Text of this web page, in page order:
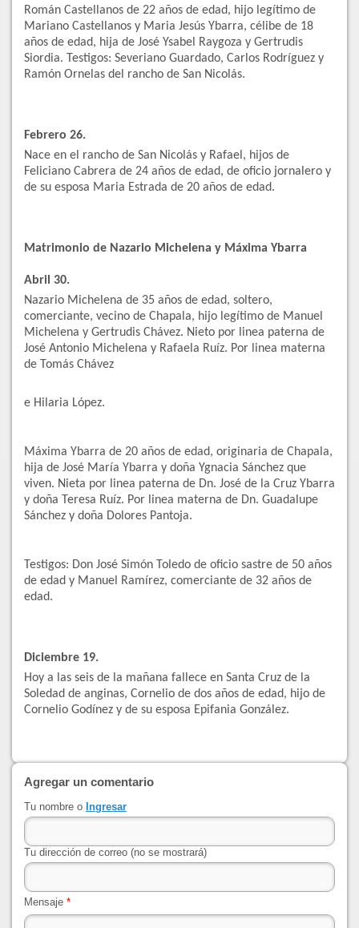
Román Castellanos de 22 años de edad, hijo legítimo de
Mariano Castellanos y Maria Jesús Ybarra, célibe de 18
años de edad, hija de José Ysabel Raygoza y Gertrudis
Siordia. Testigos: Severiano Guardado, Carlos Rodríguez y
Ramón Ornelas del rancho de San Nicolás.
Febrero 26.
Nace en el rancho de San Nicolás y Rafael, hijos de
Feliciano Cabrera de 24 años de edad, de oficio jornalero y
de su esposa Maria Estrada de 20 años de edad.
Matrimonio de Nazario Michelena y Máxima Ybarra
Abril 30.
Nazario Michelena de 35 años de edad, soltero,
comerciante, vecino de Chapala, hijo legítimo de Manuel
Michelena y Gertrudis Chávez. Nieto por linea paterna de
José Antonio Michelena y Rafaela Ruíz. Por linea materna
de Tomás Chávez
e Hilaria López.
Máxima Ybarra de 20 años de edad, originaria de Chapala,
hija de José María Ybarra y doña Ygnacia Sánchez que
viven. Nieta por linea paterna de Dn. José de la Cruz Ybarra
y doña Teresa Ruíz. Por linea materna de Dn. Guadalupe
Sánchez y doña Dolores Pantoja.
Testigos: Don José Simón Toledo de oficio sastre de 50 años
de edad y Manuel Ramírez, comerciante de 32 años de
edad.
Diciembre 19.
Hoy a las seis de la mañana fallece en Santa Cruz de la
Soledad de anginas, Cornelio de dos años de edad, hijo de
Cornelio Godínez y de su esposa Epifania González.
Agregar un comentario
Tu nombre o Ingresar
Tu dirección de correo (no se mostrará)
Mensaje *